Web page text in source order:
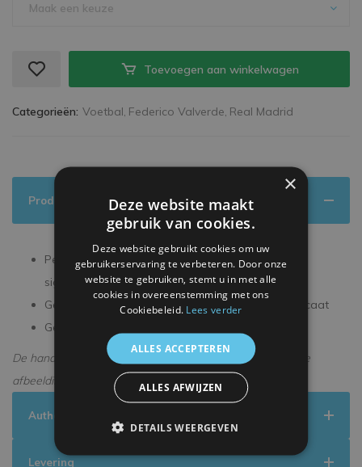
Maak een keuze
Toevoegen aan winkelwagen
Categorieën: Voetbal, Federico Valverde, Real Madrid
Productinformatie
Persoonlijk gesigneerd tijdens een exclusieve
signeersessie
Geleverd met een officieel ICONS echtheidscertificaat
Geleverd in een premium verpakking
De handtekening kan enigszins afwijken van de getoonde
afbeelding.
Authenticiteit
Levering
×
Deze website maakt
gebruik van cookies.
Deze website gebruikt cookies om uw
gebruikerservaring te verbeteren. Door onze
website te gebruiken, stemt u in met alle
cookies in overeenstemming met ons
Cookiebeleid. Lees verder
ALLES ACCEPTEREN
ALLES AFWIJZEN
DETAILS WEERGEVEN